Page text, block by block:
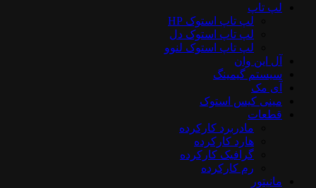
لپ تاپ
لپ تاپ استوک HP
لپ تاپ استوک دل
لپ تاپ استوک لنوو
آل این وان
سیستم گیمینگ
آی مک
مینی کیس استوک
قطعات
مادربرد کارکرده
هارد کارکرده
گرافیک کارکرده
رم کارکرده
مانیتور